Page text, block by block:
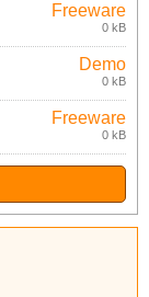
Freeware
0 kB
Demo
0 kB
Freeware
0 kB